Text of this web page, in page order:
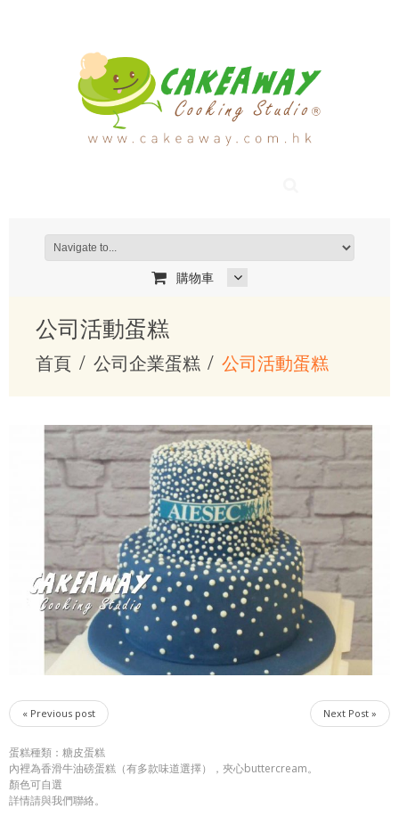
購物車
公司活動蛋糕
首頁 公司企業蛋糕 公司活動蛋糕
« Previous post Next Post »
蛋糕種類：糖皮蛋糕
內裡為香滑牛油磅蛋糕（有多款味道選擇），夾心buttercream。
顏色可自選
詳情請與我們聯絡。